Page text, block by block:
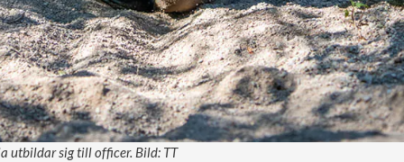
utbildar sig till officer. Bild: TT